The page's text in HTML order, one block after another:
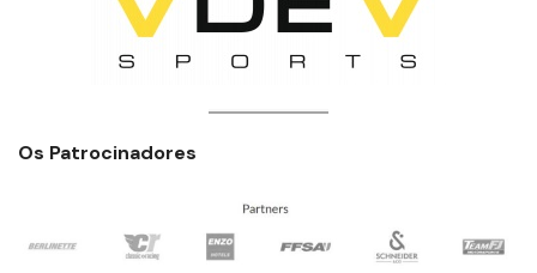
Os Patrocinadores